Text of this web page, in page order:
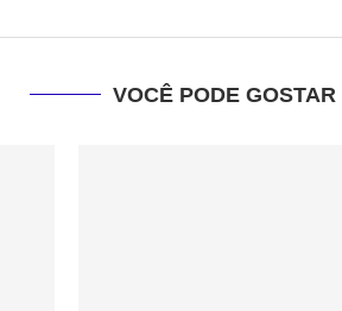
VOCÊ PODE GOSTAR